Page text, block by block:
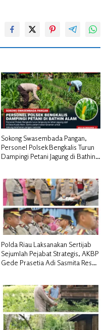
Sokong Swasembada Pangan,
Personel Polsek Bengkalis Turun
Dampingi Petani Jagung di Bathin
Polda Riau Laksanakan Sertijab
Sejumlah Pejabat Strategis, AKBP
Gede Prasetia Adi Sasmita Resmi